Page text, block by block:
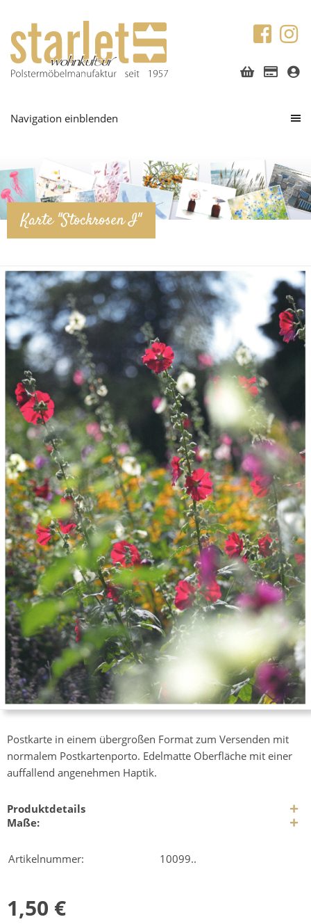
Navigation einblenden
Karte "Stockrosen I"
Postkarte in einem übergroßen Format zum Versenden mit
normalem Postkartenporto. Edelmatte Oberfläche mit einer
auffallend angenehmen Haptik.
Produktdetails
Maße:
Artikelnummer: 10099..
1,50 €